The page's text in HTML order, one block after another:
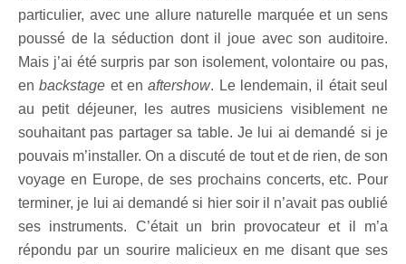
particulier, avec une allure naturelle marquée et un sens
poussé de la séduction dont il joue avec son auditoire.
Mais j’ai été surpris par son isolement, volontaire ou pas,
enbackstage et enaftershow. Le lendemain, il était seul
au petit déjeuner, les autres musiciens visiblement ne
souhaitant pas partager sa table. Je lui ai demandé si je
pouvais m’installer. On a discuté de tout et de rien, de son
voyage en Europe, de ses prochains concerts, etc. Pour
terminer, je lui ai demandé si hier soir il n’avait pas oublié
ses instruments. C’était un brin provocateur et il m’a
répondu par un sourire malicieux en me disant que ses